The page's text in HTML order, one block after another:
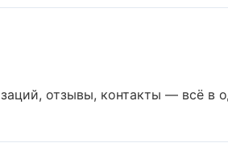
отзывы, контакты — всё в